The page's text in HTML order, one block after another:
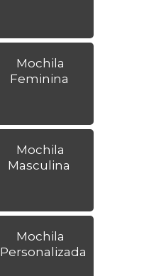
Mochila
Feminina
Mochila
Masculina
Mochila
Personalizada